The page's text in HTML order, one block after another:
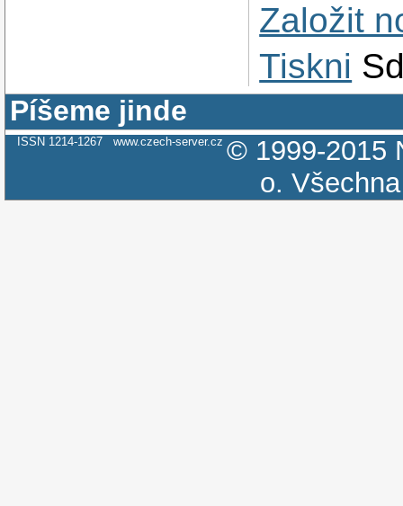
Založit
Tiskni
Píšeme jinde
ISSN 1214-1267 www.czech-server.cz © 1999-2015
o.